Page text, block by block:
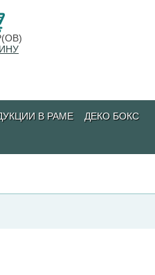
В РАМЕ
ДЕКО БОКС